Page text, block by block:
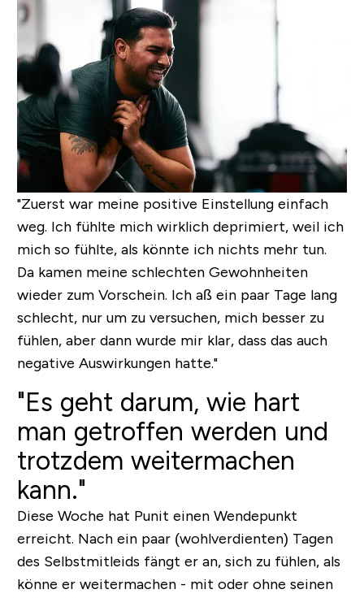
"Zuerst war meine positive Einstellung einfach
weg. Ich fühlte mich wirklich deprimiert, weil ich
mich so fühlte, als könnte ich nichts mehr tun.
Da kamen meine schlechten Gewohnheiten
wieder zum Vorschein. Ich aß ein paar Tage lang
schlecht, nur um zu versuchen, mich besser zu
fühlen, aber dann wurde mir klar, dass das auch
negative Auswirkungen hatte."
"Es geht darum, wie hart
man getroffen werden und
trotzdem weitermachen
kann."
Diese Woche hat Punit einen Wendepunkt
erreicht. Nach ein paar (wohlverdienten) Tagen
des Selbstmitleids fängt er an, sich zu fühlen, als
könne er weitermachen - mit oder ohne seinen